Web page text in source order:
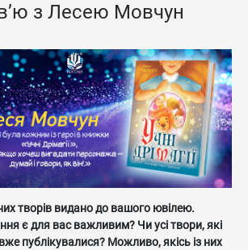
з Лесею Мовчун
творів видано до вашого ювілею.
є для вас важливим? Чи усі твори, які
публікувалися? Можливо, якісь із них